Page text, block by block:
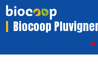
Biocoop